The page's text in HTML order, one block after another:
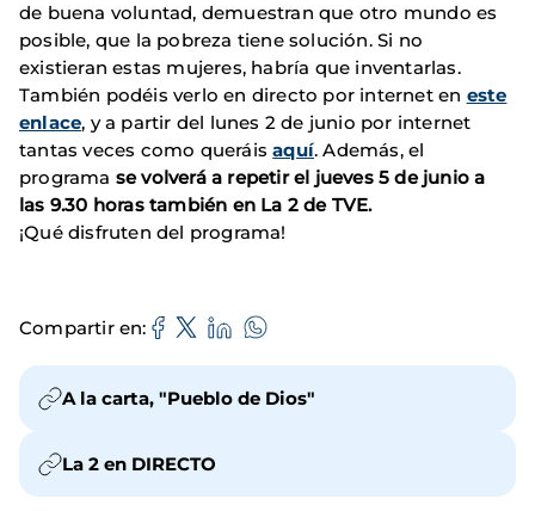
de buena voluntad, demuestran que otro mundo es
posible, que la pobreza tiene solución. Si no
existieran estas mujeres, habría que inventarlas.
También podéis verlo en directo por internet en este
enlace, y a partir del lunes 2 de junio por internet
tantas veces como queráisaquí. Además, el
programa se volverá a repetir el jueves 5 de junio a
las 9.30 horas también en La 2 de TVE.
¡Qué disfruten del programa!
Compartir en
A la carta, "Pueblo de Dios"
La 2 en DIRECTO